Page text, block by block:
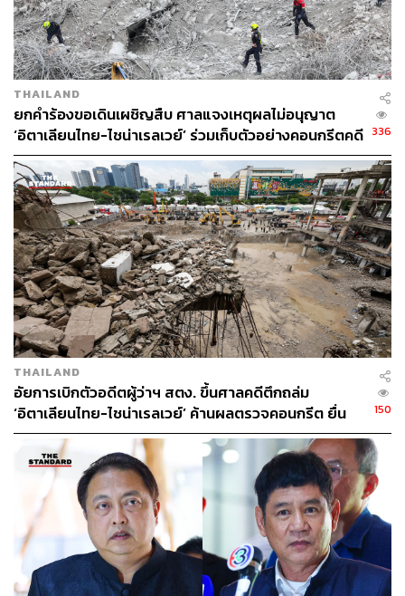
TAGS: เปรมชัย กรรณสูต
วิเชียร ชิณวงษ์
คดีล่าสัตว์ป่าทุ่งใหญ่นเรศวรด้านตะวันตก
148
ABOUT THE AUTHOR
THE STANDARD TEAM
กองบรรณาธิการ THE STANDARD
ABOUT THE PHOTOGRAPHER
ชาติกล้า สำเนียงแจ่ม
ช่างภาพข่าว ประจำสำนักข่าว THE
STANDARD
THAILAND
ยกคำร้องขอเดินเผชิญสืบ ศาลแจงเหตุผลไม่อนุญาต
‘อิตาเลียนไทย-ไชน่าเรลเวย์’ ร่วมเก็บตัวอย่างคอนกรีตคดี
ตึก สตง. ถล่ม
336
THAILAND
อัยการเบิกตัวอดีตผู้ว่าฯ สตง. ขึ้นศาลคดีตึกถล่ม
‘อิตาเลียนไทย-ไชน่าเรลเวย์’ ค้านผลตรวจคอนกรีต ยื่น
ร้องขอเก็บตัวอย่างส่งพิสูจน์สวิสฯ
150